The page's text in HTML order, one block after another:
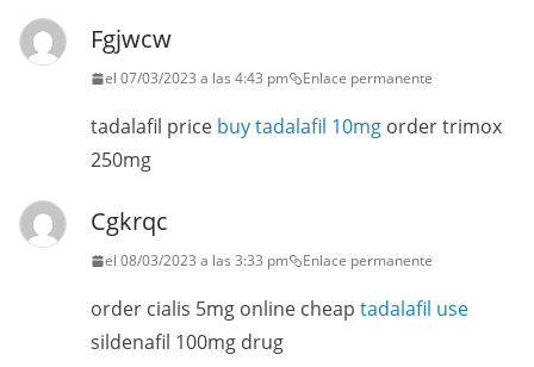
Fgjwcw
el 07/03/2023 a las 4:43 pm Enlace permanente
tadalafil price buy tadalafil 10mg order trimox
250mg
Cgkrqc
el 08/03/2023 a las 3:33 pm Enlace permanente
order cialis 5mg online cheap tadalafil use
sildenafil 100mg drug